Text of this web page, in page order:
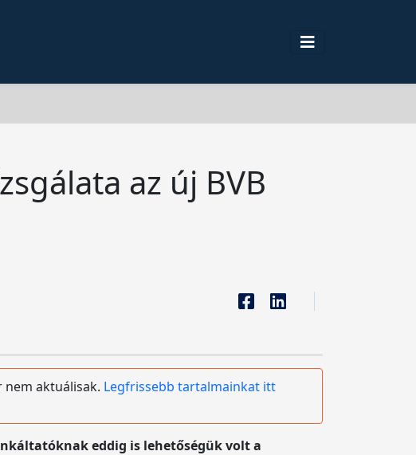
az új BVB
nem aktuálisak. Legfrissebb tartalmainkat itt
eddig is lehetőségük volt a